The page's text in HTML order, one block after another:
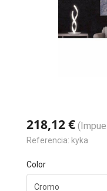
218,12 €
Referencia: kyka
Color